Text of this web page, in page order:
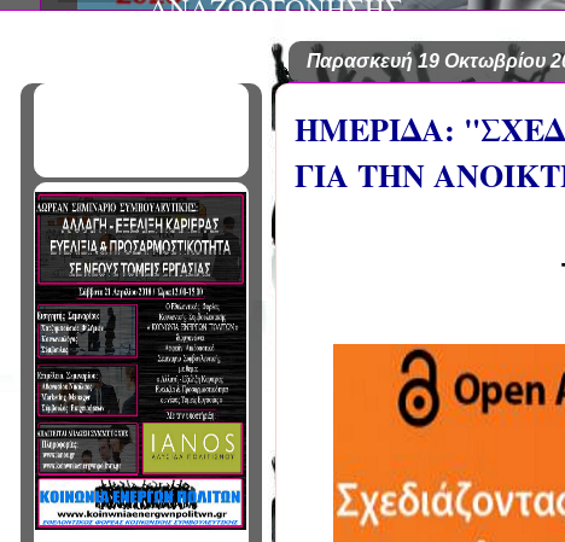
Παρασκευή 19 Οκτωβρίου
ΗΜΕΡΙΔΑ:
ΓΙΑ ΤΗΝ